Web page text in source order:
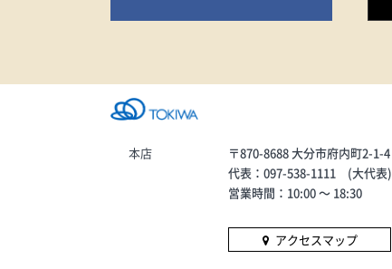
本店
〒870-8688 大分市府内町2-1-4
代表：097-538-1111 (大代表)
営業時間：10:00 〜 18:30
アクセスマップ